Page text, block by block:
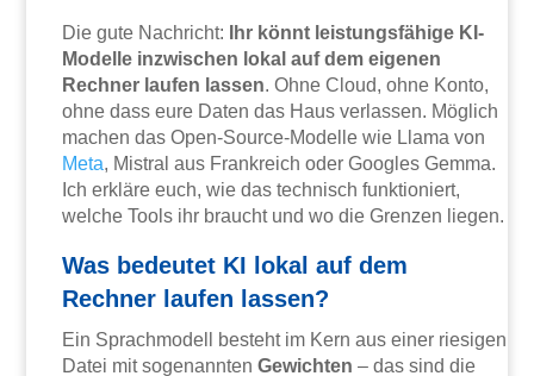
Die gute Nachricht:
Ihr könnt leistungsfähige KI-
Modelle inzwischen lokal auf dem eigenen
Rechner laufen lassen. Ohne Cloud, ohne Konto,
ohne dass eure Daten das Haus verlassen. Möglich
machen das Open-Source-Modelle wie Llama von
Meta, Mistral aus Frankreich oder Googles Gemma.
Ich erkläre euch, wie das technisch funktioniert,
welche Tools ihr braucht und wo die Grenzen liegen.
Was bedeutet KI lokal auf dem
Rechner laufen lassen?
Ein Sprachmodell besteht im Kern aus einer riesigen
Datei mit sogenanntenGewichten – das sind die